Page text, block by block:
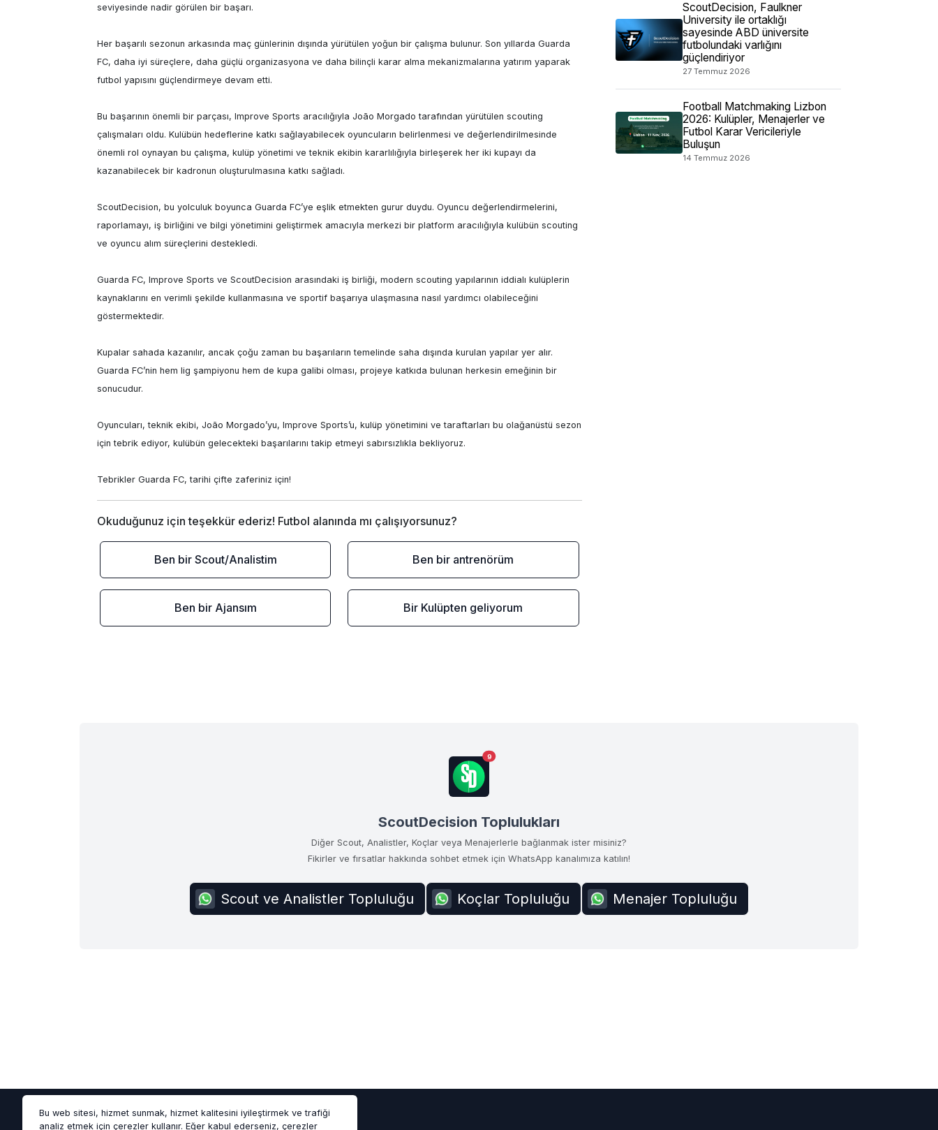
seviyesinde nadir görülen bir başarı.
Her başarılı sezonun arkasında maç günlerinin dışında yürütülen yoğun bir çalışma bulunur. Son yıllarda Guarda
FC, daha iyi süreçlere, daha güçlü organizasyona ve daha bilinçli karar alma mekanizmalarına yatırım yaparak
futbol yapısını güçlendirmeye devam etti.
Bu başarının önemli bir parçası, Improve Sports aracılığıyla João Morgado tarafından yürütülen scouting
çalışmaları oldu. Kulübün hedeflerine katkı sağlayabilecek oyuncuların belirlenmesi ve değerlendirilmesinde
önemli rol oynayan bu çalışma, kulüp yönetimi ve teknik ekibin kararlılığıyla birleşerek her iki kupayı da
kazanabilecek bir kadronun oluşturulmasına katkı sağladı.
ScoutDecision, bu yolculuk boyunca Guarda FC’ye eşlik etmekten gurur duydu. Oyuncu değerlendirmelerini,
raporlamayı, iş birliğini ve bilgi yönetimini geliştirmek amacıyla merkezi bir platform aracılığıyla kulübün scouting
ve oyuncu alım süreçlerini destekledi.
Guarda FC, Improve Sports ve ScoutDecision arasındaki iş birliği, modern scouting yapılarının iddialı kulüplerin
kaynaklarını en verimli şekilde kullanmasına ve sportif başarıya ulaşmasına nasıl yardımcı olabileceğini
göstermektedir.
Kupalar sahada kazanılır, ancak çoğu zaman bu başarıların temelinde saha dışında kurulan yapılar yer alır.
Guarda FC’nin hem lig şampiyonu hem de kupa galibi olması, projeye katkıda bulunan herkesin emeğinin bir
sonucudur.
Oyuncuları, teknik ekibi, João Morgado’yu, Improve Sports’u, kulüp yönetimini ve taraftarları bu olağanüstü sezon
için tebrik ediyor, kulübün gelecekteki başarılarını takip etmeyi sabırsızlıkla bekliyoruz.
Tebrikler Guarda FC, tarihi çifte zaferiniz için!
Okuduğunuz için teşekkür ederiz! Futbol alanında mı çalışıyorsunuz?
Ben bir Scout/Analistim Ben bir antrenörüm
Ben bir Ajansım Bir Kulüpten geliyorum
ScoutDecision, Faulkner
University ile ortaklığı
sayesinde ABD üniversite
futbolundaki varlığını
güçlendiriyor
27 Temmuz 2026
Football Matchmaking Lizbon
2026: Kulüpler, Menajerler ve
Futbol Karar Vericileriyle
Buluşun
14 Temmuz 2026
9
ScoutDecision Toplulukları
Diğer Scout, Analistler, Koçlar veya Menajerlerle bağlanmak ister misiniz?
Fikirler ve fırsatlar hakkında sohbet etmek için WhatsApp kanalımıza katılın!
Scout ve Analistler Topluluğu Koçlar Topluluğu Menajer Topluluğu
Bu web sitesi, hizmet sunmak, hizmet kalitesini iyileştirmek ve trafiği
analiz etmek için çerezler kullanır. Eğer kabul ederseniz, çerezler